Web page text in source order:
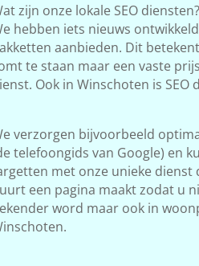
zijn onze lokale SEO
hebben iets nieuws
aanbieden. Dit
te staan maar een vaste
Ook in Winschoten is SEO
verzorgen bijvoorbeeld
telefoongids van Google) en
met onze unieke dienst
een pagina maakt zodat u
word maar ook in